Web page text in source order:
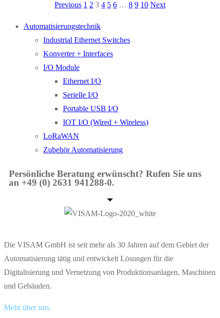
Previous 1 2 3 4 5 6 … 8 9 10 Next
Automatisierungstechnik
Industrial Ethernet Switches
Konverter + Interfaces
I/O Module
Ethernet I/O
Serielle I/O
Portable USB I/O
IOT I/O (Wired + Wireless)
LoRaWAN
Zubehör Automatisierung
Persönliche Beratung erwünscht? Rufen Sie uns
an +49 (0) 2631 941288-0.
Die VISAM GmbH ist seit mehr als 30 Jahren auf dem Gebiet der
Automatisierung tätig und entwickelt Lösungen für die
Digitalisierung und Vernetzung von Produktionsanlagen, Maschinen
und Gebäuden.
Mehr über uns.